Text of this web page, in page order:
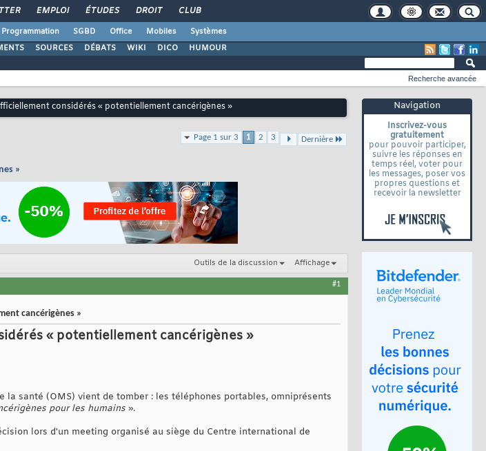
EMPLOI ÉTUDES DROIT CLUB
Programmation SGBD Office Mobiles
Systèmes
SOURCES DÉBATS WIKI DICO HUMOUR
Navigation
Inscrivez-vous
gratuitement
pour pouvoir participer,
suivre les réponses en
temps réel, voter pour
les messages, poser vos
propres questions et
recevoir la newsletter
Recherche avancée
considérés « potentiellement cancérigènes »
Page 1 sur 3 1 2 3 Dernière
»
Outils de la discussion Affichage
#1
cancérigènes »
« potentiellement cancérigènes »
santé (OMS) vient de tomber : les téléphones portables, omniprésents
pour les humains ».
lors d'un meeting organisé au siège du Centre international de